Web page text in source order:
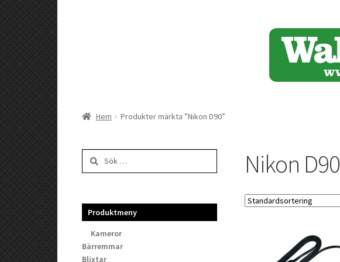
Hem Produkter märkta ”Nikon D90”
Nikon D90
Sök
efter:
Produktmeny
Kameror
Bärremmar
Blixtar